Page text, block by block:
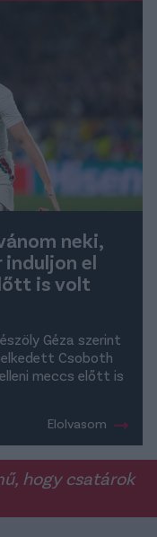
neki,
el
is volt
Géza szerint
Csoboth
meccs előtt is
Elolvasom
hogy csatárok